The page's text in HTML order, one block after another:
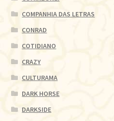
COMPANHIA DAS LETRAS
CONRAD
COTIDIANO
CRAZY
CULTURAMA
DARK HORSE
DARKSIDE